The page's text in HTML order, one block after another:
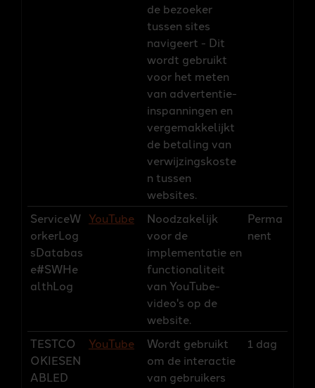
de bezoeker
tussen sites
navigeert - Dit
wordt gebruikt
voor het meten
van advertentie-
inspanningen en
vergemakkelijkt
de betaling van
verwijzingskoste
n tussen
websites.
ServiceW
orkerLog
sDatabas
e#SWHe
althLog
YouTube
Noodzakelijk
voor de
implementatie en
functionaliteit
van YouTube-
video's op de
website.
Perma
nent
TESTCO
OKIESEN
ABLED
YouTube
Wordt gebruikt
om de interactie
van gebruikers
1 dag